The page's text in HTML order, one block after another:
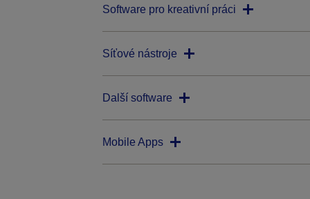
Software pro kreativní práci
Síťové nástroje
Další software
Mobile Apps